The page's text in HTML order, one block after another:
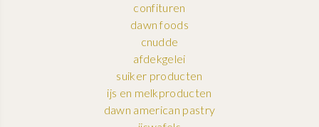
confituren
dawn foods
cnudde
afdekgelei
suiker producten
ijs en melkproducten
dawn american pastry